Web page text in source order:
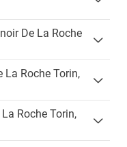
De La Roche
La Roche Torin,
Roche Torin,